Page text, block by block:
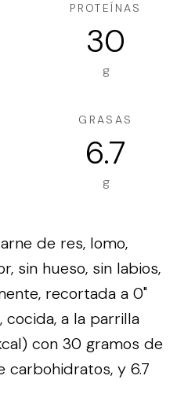
PROTEÍNAS
30
g
GRASAS
6.7
g
de res, lomo,
sin hueso, sin labios,
recortada a 0"
cocida, a la parrilla
con 30 gramos de
carbohidratos, y 6.7